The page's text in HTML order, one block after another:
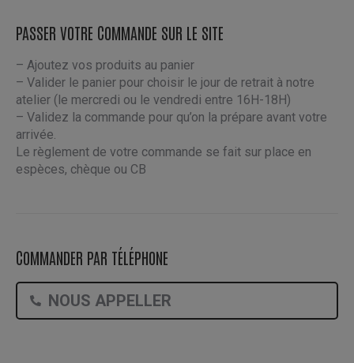
PASSER VOTRE COMMANDE SUR LE SITE
– Ajoutez vos produits au panier
– Valider le panier pour choisir le jour de retrait à notre
atelier (le mercredi ou le vendredi entre 16H-18H)
– Validez la commande pour qu’on la prépare avant votre
arrivée.
Le règlement de votre commande se fait sur place en
espèces, chèque ou CB
COMMANDER PAR TÉLÉPHONE
NOUS APPELLER